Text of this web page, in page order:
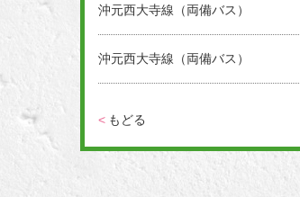
沖元西大寺線（両備バス）
沖元西大寺線（両備バス）
< もどる